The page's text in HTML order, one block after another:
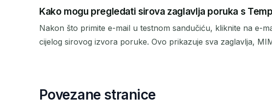
Kako mogu pregledati sirova zaglavlja poruka s
Nakon što primite e-mail u testnom sandučiću, kliknite na e-
cijelog sirovog izvora poruke. Ovo prikazuje sva zaglavlja,
Povezane stranice